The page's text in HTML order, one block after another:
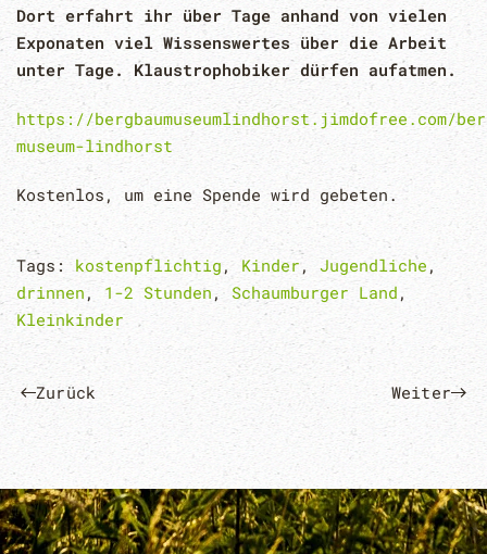
Dort erfahrt ihr über Tage anhand von vielen
Exponaten viel Wissenswertes über die Arbeit
unter Tage. Klaustrophobiker dürfen aufatmen.
https://bergbaumuseumlindhorst.jimdofree.com/
museum-lindhorst
Kostenlos, um eine Spende wird gebeten.
Tags: kostenpflichtig , Kinder, Jugendliche ,
drinnen , 1-2 Stunden , Schaumburger Land ,
Kleinkinder
Zurück Weiter